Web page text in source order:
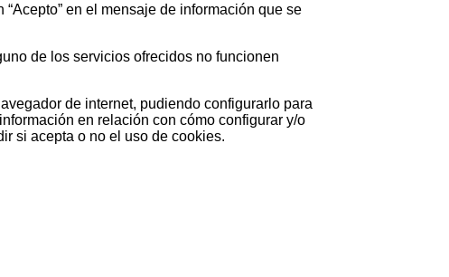
en el mensaje de información que se
de los servicios ofrecidos no funcionen
de internet, pudiendo configurarlo para
en relación con cómo configurar y/o
si acepta o no el uso de cookies.